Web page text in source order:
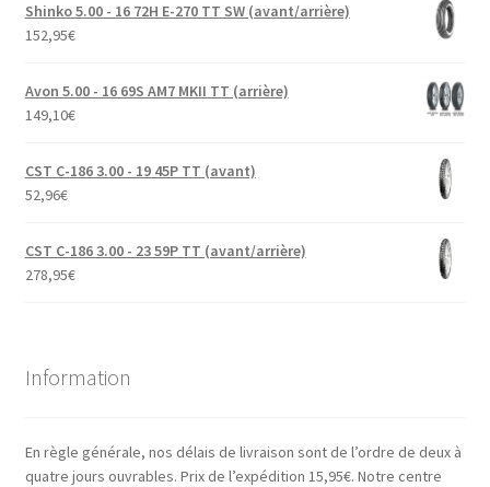
Shinko 5.00 - 16 72H E-270 TT SW (avant/arrière)
152,95€
Avon 5.00 - 16 69S AM7 MKII TT (arrière)
149,10€
CST C-186 3.00 - 19 45P TT (avant)
52,96€
CST C-186 3.00 - 23 59P TT (avant/arrière)
278,95€
Information
En règle générale, nos délais de livraison sont de l’ordre de deux à
quatre jours ouvrables. Prix de l’expédition 15,95€. Notre centre